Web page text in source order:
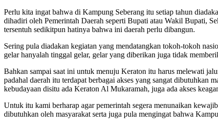
Perlu kita ingat bahwa di Kampung Seberang itu setiap tahun
dihadiri oleh Pemerintah Daerah seperti Bupati atau Wakil Bupati,
tersentuh sedikitpun hatinya bahwa ini daerah perlu dibangun.
Sering pula diadakan kegiatan yang mendatangkan tokoh-tokoh
gelar hanyalah tinggal gelar, gelar yang diberikan juga tidak
Bahkan sampai saat ini untuk menuju Keraton itu harus melewati
padahal daerah itu terdapat berbagai akses yang sangat dibutuhkan
kebudayaan disitu ada Keraton Al Mukaramah, juga ada akses
Untuk itu kami berharap agar pemerintah segera menunaikan
dibutuhkan oleh masyarakat serta juga pula mengingat bahwa